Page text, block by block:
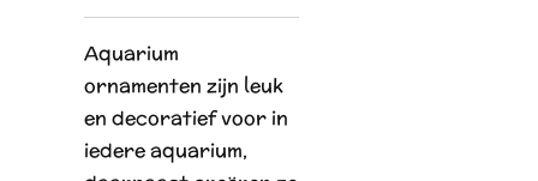
Aquarium
ornamenten zijn leuk
en decoratief voor in
iedere aquarium,